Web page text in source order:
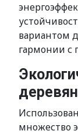
вариантом
гармонии с
множество